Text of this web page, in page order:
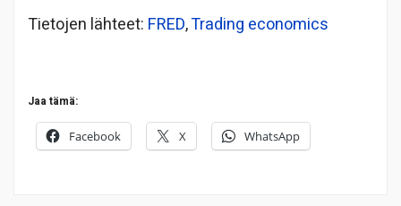
Tietojen lähteet: FRED,Trading economics
Jaa tämä:
Facebook X WhatsApp